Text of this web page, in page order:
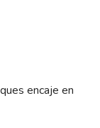
encaje en